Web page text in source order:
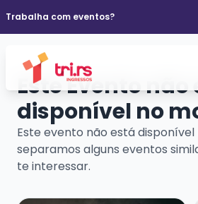
Trabalha com eventos?
Este Evento não
disponível no
Este evento não está
separamos alguns eventos
te interessar.